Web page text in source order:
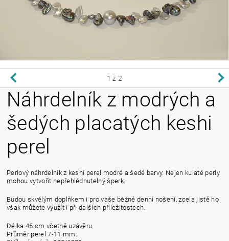
1 z 2
Náhrdelník z modrých a
šedých placatých keshi
perel
Perlový náhrdelník z keshi perel modré a šedé barvy. Nejen kulaté perly
mohou vytvořit nepřehlédnutelný šperk.
Budou skvělým doplňkem i pro vaše běžné denní nošení, zcela jistě ho
však můžete využít i při dalších příležitostech.
Délka 45 cm včetně uzávěru.
Průměr perel 7-11 mm.